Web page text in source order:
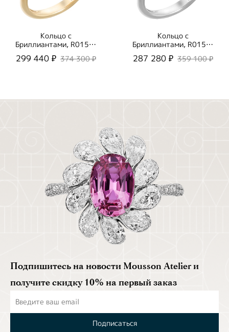
Кольцо с
Бриллиантами, R0150-
2/3
299 440 ₽ 374 300 ₽
Кольцо с
Бриллиантами, R0150-
3/2
287 280 ₽ 359 100 ₽
Подпишитесь на новости Mousson Atelier и
получите скидку 10% на первый заказ
Подписаться